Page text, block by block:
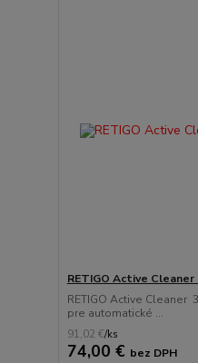
RETIGO Active Cleaner
RETIGO Active Cleaner
pre automatické ...
91,02 €/ks
74,00 € bez DPH